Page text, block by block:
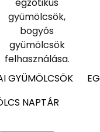
gyümölcsök,
bogyós
gyümölcsök
felhasználása.
GYÜMÖLCSÖK
NAPTÁR